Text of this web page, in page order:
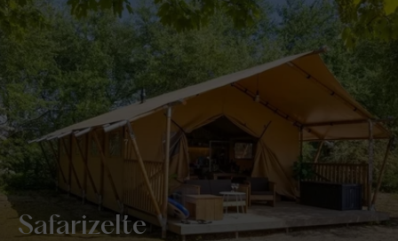
Safarizelte